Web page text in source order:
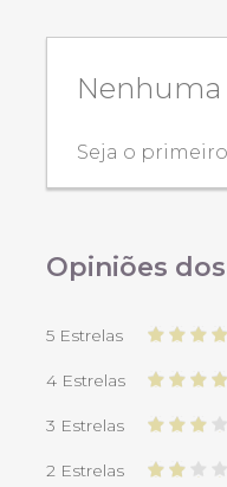
Nenhuma
Seja o
Opiniões
5 Estrelas
4 Estrelas
3 Estrelas
2 Estrelas